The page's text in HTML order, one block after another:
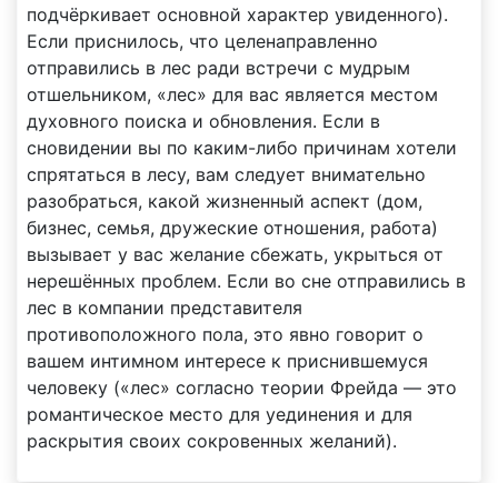
подчёркивает основной характер увиденного).
Если приснилось, что целенаправленно
отправились в лес ради встречи с мудрым
отшельником, «лес» для вас является местом
духовного поиска и обновления. Если в
сновидении вы по каким-либо причинам хотели
спрятаться в лесу, вам следует внимательно
разобраться, какой жизненный аспект (дом,
бизнес, семья, дружеские отношения, работа)
вызывает у вас желание сбежать, укрыться от
нерешённых проблем. Если во сне отправились в
лес в компании представителя
противоположного пола, это явно говорит о
вашем интимном интересе к приснившемуся
человеку («лес» согласно теории Фрейда — это
романтическое место для уединения и для
раскрытия своих сокровенных желаний).